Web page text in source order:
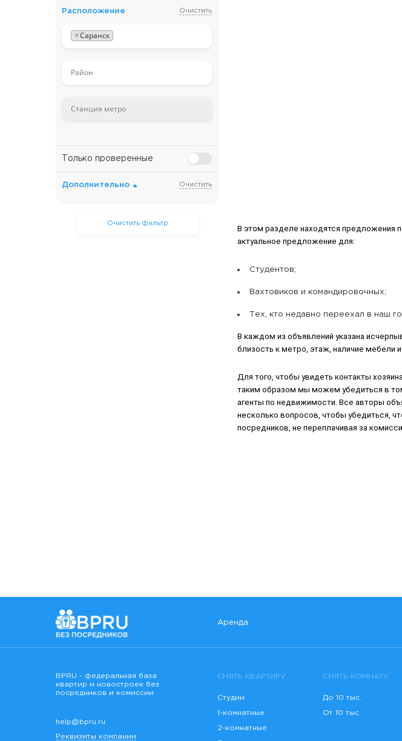
Расположение Очистить
×Саранск
Только проверенные
Дополнительно Очистить
Очистить фильтр
В этом разделе находятся предложения
актуальное предложение для:
Студентов;
Вахтовиков и командировочных;
Тех, кто недавно переехал в наш
В каждом из объявлений указана
близость к метро, этаж, наличие мебели
Для того, чтобы увидеть контакты
таким образом мы можем убедиться в
агенты по недвижимости. Все авторы
несколько вопросов, чтобы убедиться,
посредников, не переплачивая за
Аренда
BPRU - федеральная база
квартир и новостроек без
посредников и комиссии
help@bpru.ru
Реквизиты компании
СНЯТЬ КВАРТИРУ
Студии
1-комнатные
2-комнатные
СНЯТЬ КОМНАТУ
До 10 тыс.
От 10 тыс.